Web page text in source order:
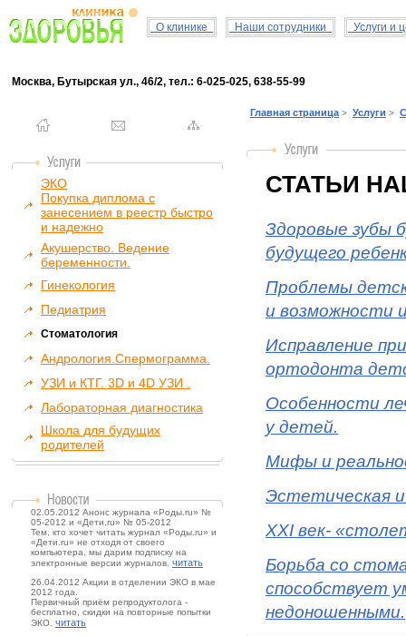
О клинике Наши сотрудники Услуги и
Москва, Бутырская ул., 46/2, тел.: 6-025-025, 638-55-99
ЭКО
Покупка диплома с
занесением в реестр быстро
и надежно
Акушерство. Ведение
беременности.
Гинекология
Педиатрия
Стоматология
Андрология.Спермограмма.
УЗИ и КТГ. 3D и 4D УЗИ .
Лабораторная диагностика
Школа для будущих
родителей
02.05.2012 Анонс журнала «Роды.ru» №
05-2012 и «Дети.ru» № 05-2012
Тем, кто хочет читать журнал «Роды.ru» и
«Дети.ru» не отходя от своего
компьютера, мы дарим подписку на
электронные версии журналов. читать
26.04.2012 Акции в отделении ЭКО в мае
2012 года.
Первичный приём репродуктолога -
бесплатно, скидки на повторные попытки
ЭКО. читать
Главная страница > Услуги >
СТАТЬИ
Здоровые зубы
будущего
Проблемы
и возможности
Исправление
ортодонта
Особенности
у детей.
Мифы и
Эстетическая
XXI век-
Борьба со
способствует
недоношенными.